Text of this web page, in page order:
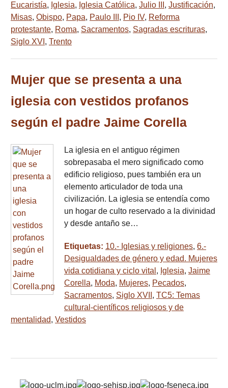
Eucaristía, Iglesia, Iglesia Católica, Julio III , Justificación,
Misas, Obispo, Papa, Paulo III , Pio IV, Reforma
protestante, Roma, Sacramentos, Sagradas escrituras,
Siglo XVI , Trento
Mujer que se presenta a una
iglesia con vestidos profanos
según el padre Jaime Corella
La iglesia en el antiguo régimen
sobrepasaba el mero significado como
edificio religioso, pues también era un
elemento articulador de toda una
civilización. La iglesia se entendía como
un hogar de culto reservado a la divinidad
y desde antaño se…
Etiquetas: 10.- Iglesias y religiones, 6.-
Desigualdades de género y edad. Mujeres
vida cotidiana y ciclo vital , Iglesia, Jaime
Corella, Moda, Mujeres, Pecados,
Sacramentos, Siglo XVII , TC5: Temas
cultural-científicos religiosos y de
mentalidad, Vestidos